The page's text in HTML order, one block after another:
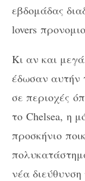
εβδομάδας
lovers
Κι αν και
έδωσαν
σε περιοχές
το Chelsea, η
προσκήνιο
νέα διεύθυνση